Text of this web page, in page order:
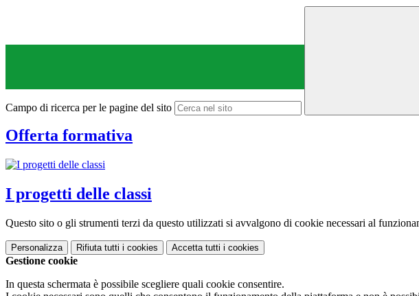
Campo di ricerca per le pagine del sito
Offerta formativa
I progetti delle classi
Questo sito o gli strumenti terzi da questo utilizzati si avvalgono di cookie necessari al
Personalizza Rifiuta tutti i cookies Accetta tutti i cookies
Gestione cookie
In questa schermata è possibile scegliere quali cookie consentire.